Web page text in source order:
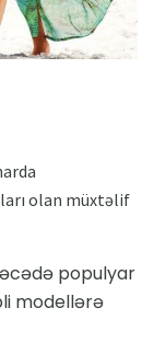
olan müxtəlif
populyar
modellərə